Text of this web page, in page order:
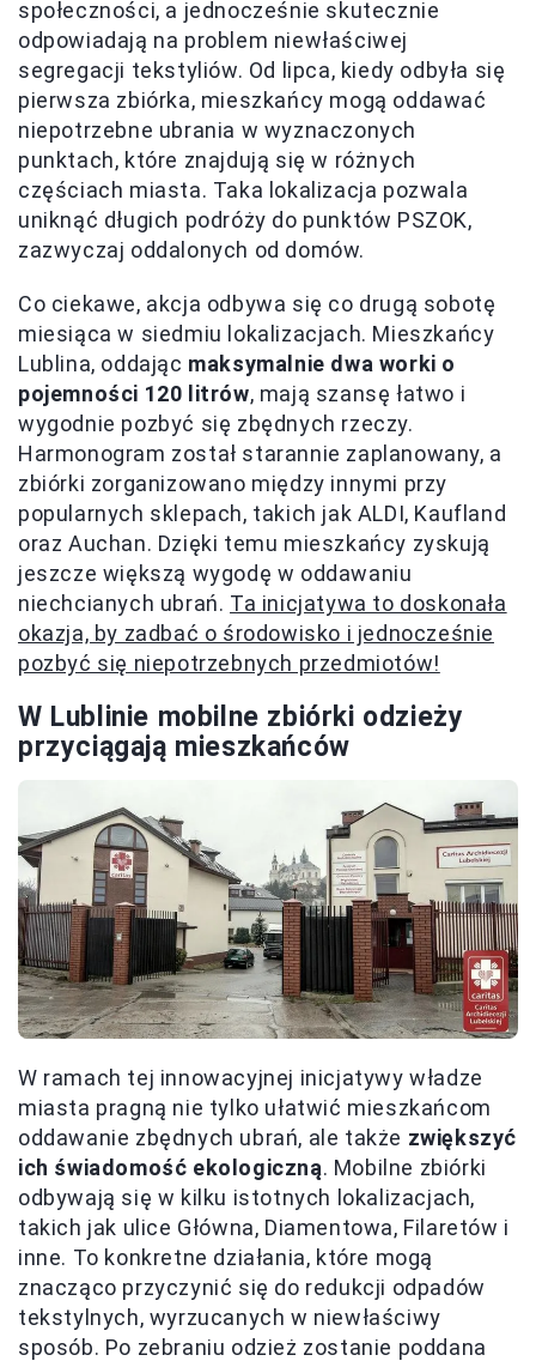
społeczności, a jednocześnie skutecznie
odpowiadają na problem niewłaściwej
segregacji tekstyliów. Od lipca, kiedy odbyła się
pierwsza zbiórka, mieszkańcy mogą oddawać
niepotrzebne ubrania w wyznaczonych
punktach, które znajdują się w różnych
częściach miasta. Taka lokalizacja pozwala
uniknąć długich podróży do punktów PSZOK,
zazwyczaj oddalonych od domów.
Co ciekawe, akcja odbywa się co drugą sobotę
miesiąca w siedmiu lokalizacjach. Mieszkańcy
Lublina, oddając maksymalnie dwa worki o
pojemności 120 litrów, mają szansę łatwo i
wygodnie pozbyć się zbędnych rzeczy.
Harmonogram został starannie zaplanowany, a
zbiórki zorganizowano między innymi przy
popularnych sklepach, takich jak ALDI, Kaufland
oraz Auchan. Dzięki temu mieszkańcy zyskują
jeszcze większą wygodę w oddawaniu
niechcianych ubrań. Ta inicjatywa to doskonała
okazja, by zadbać o środowisko i jednocześnie
pozbyć się niepotrzebnych przedmiotów!
W Lublinie mobilne zbiórki odzieży
przyciągają mieszkańców
W ramach tej innowacyjnej inicjatywy władze
miasta pragną nie tylko ułatwić mieszkańcom
oddawanie zbędnych ubrań, ale także zwiększyć
ich świadomość ekologiczną. Mobilne zbiórki
odbywają się w kilku istotnych lokalizacjach,
takich jak ulice Główna, Diamentowa, Filaretów i
inne. To konkretne działania, które mogą
znacząco przyczynić się do redukcji odpadów
tekstylnych, wyrzucanych w niewłaściwy
sposób. Po zebraniu odzież zostanie poddana